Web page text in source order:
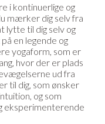
i kontinuerlige og
mærker dig selv fra
lytte til dig selv og
en legende og
yogaform, som er
hvor der er plads
ud fra
til dig, som ønsker
og som
eksperimenterende